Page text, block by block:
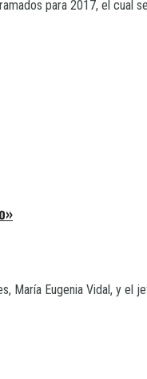
para 2017, el cual
María Eugenia Vidal, y el